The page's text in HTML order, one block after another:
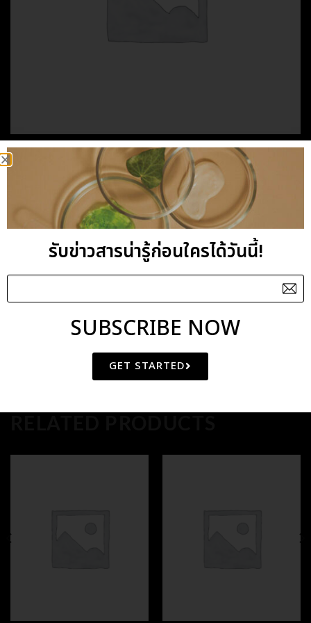
HOME / PERSONAL CARE / BEER
BEER BODY HYDRO
LOTION
Category:BEER
รับข่าวสารน่ารู้ก่อนใครได้วันนี้!
SUBSCRIBE NOW
GET STARTED